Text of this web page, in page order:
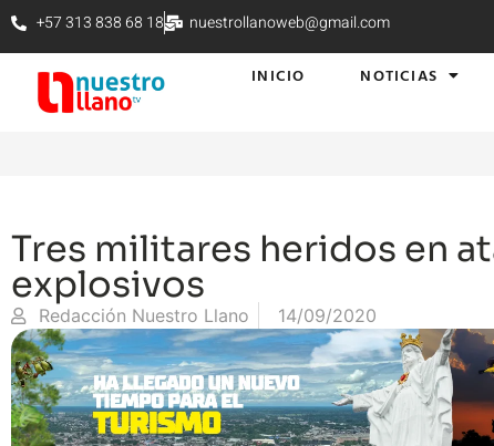
+57 313 838 68 18 nuestrollanoweb@gmail.com
INICIO NOTICIAS
Tres militares heridos en
explosivos
Redacción Nuestro Llano 14/09/2020